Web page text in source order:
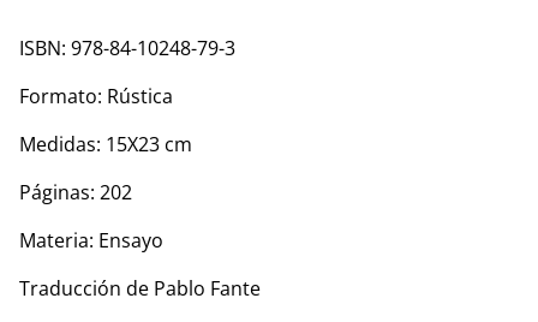
ISBN: 978-84-10248-79-3
Formato: Rústica
Medidas: 15X23 cm
Páginas: 202
Materia: Ensayo
Traducción de Pablo Fante